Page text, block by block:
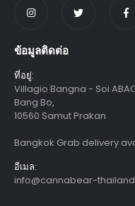
ข้อมูลติดต่อ
ที่อยู่:
Villagio Bangna - Soi
Bang Bo,
10560 Samut Prakan
Bangkok Grab delivery
อีเมล:
info@cannabear-